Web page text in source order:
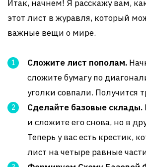
Итак, начнем! Я расскажу вам,
этот лист в журавля, который
важные вещи о мире.
Сложите лист пополам.
сложите бумагу по
уголки совпали. Получится
Сделайте базовые склады.
и сложите его снова, но в
Теперь у вас есть крестик,
лист на четыре равные